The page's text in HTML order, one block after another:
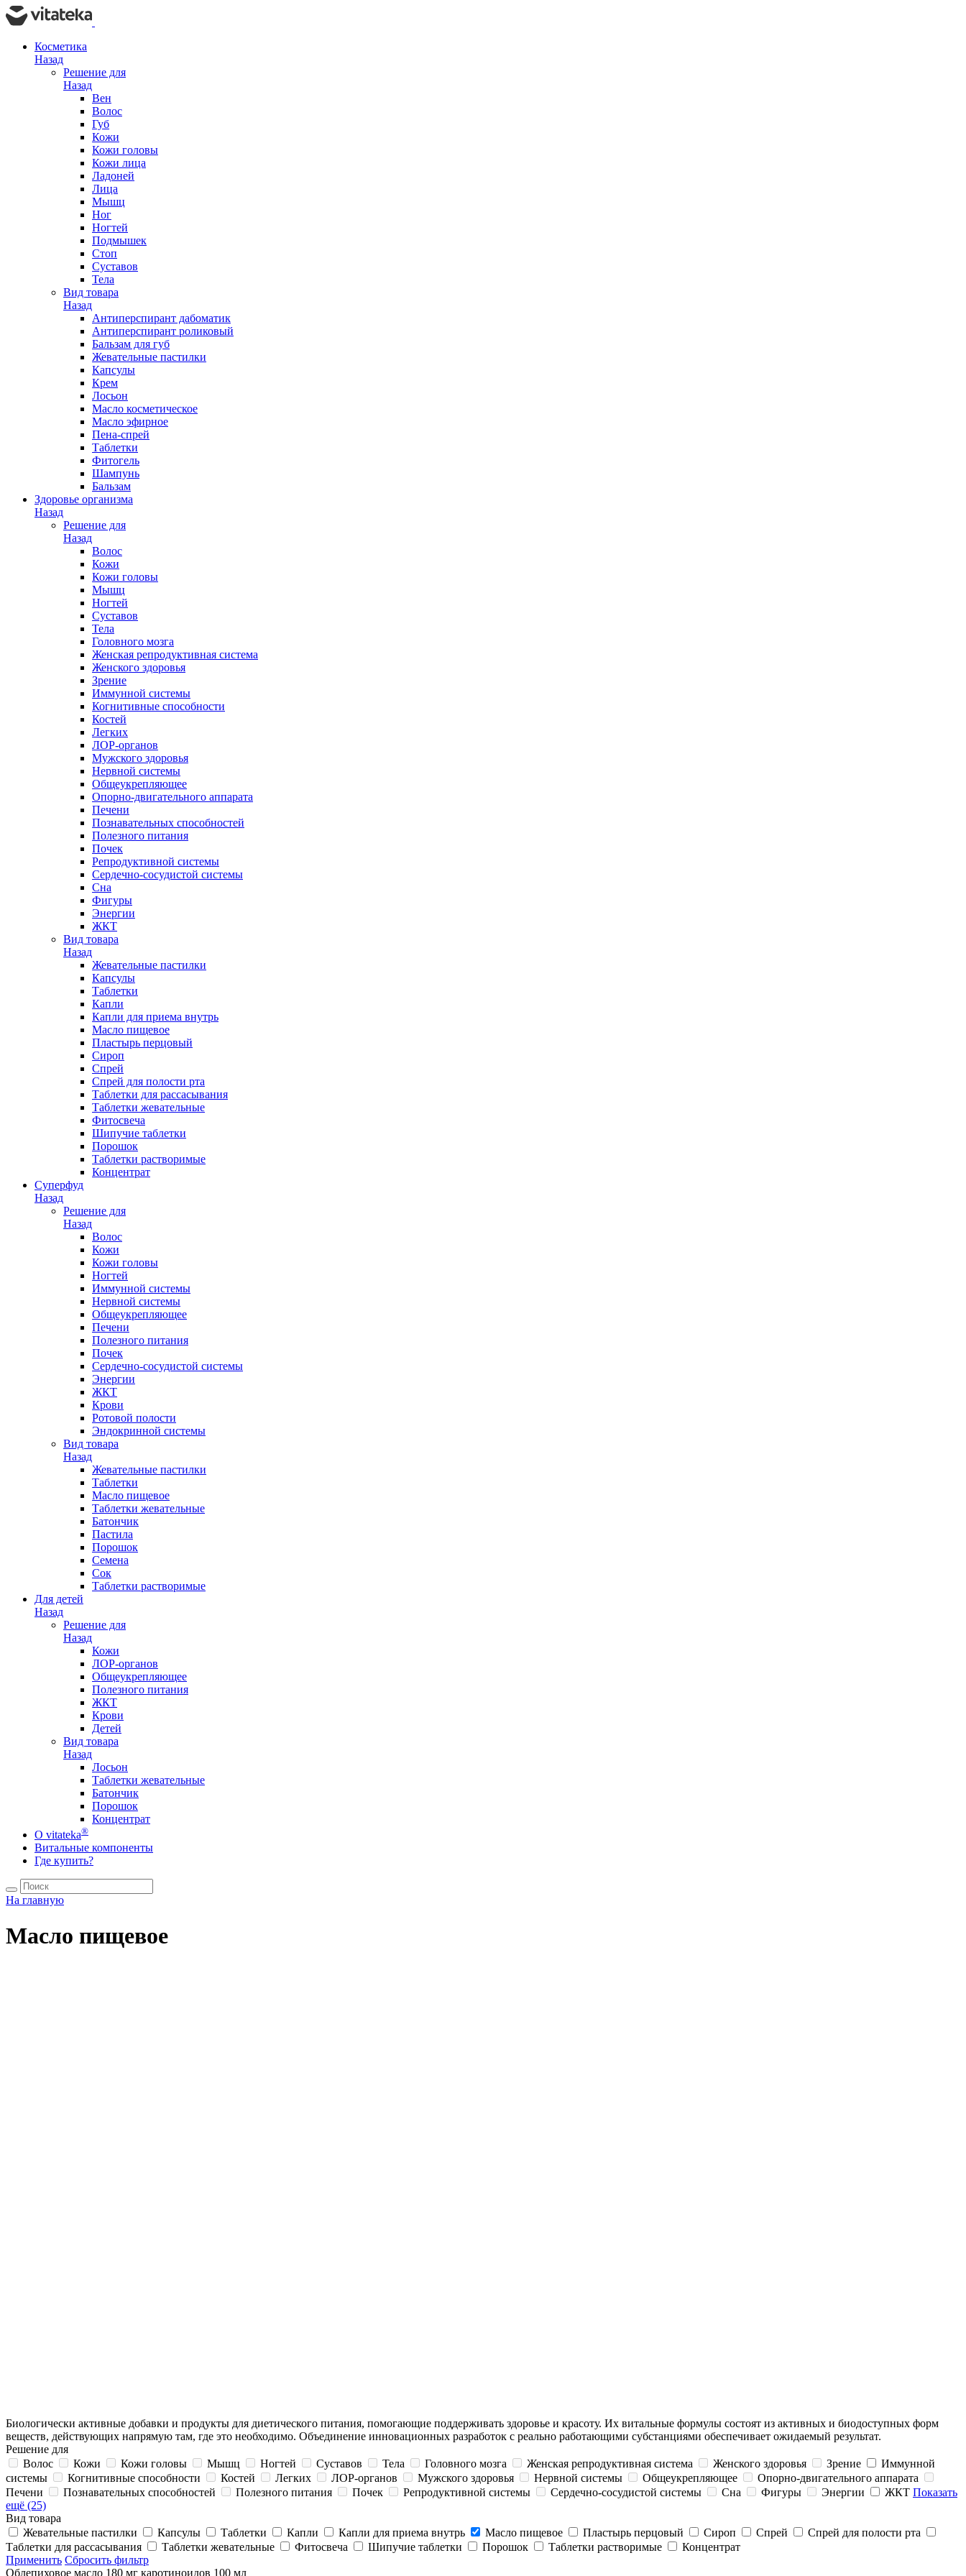
Косметика
Назад
Решение для
Назад
Вен
Волос
Губ
Кожи
Кожи головы
Кожи лица
Ладоней
Лица
Мышц
Ног
Ногтей
Подмышек
Стоп
Суставов
Тела
Вид товара
Назад
Антиперспирант дабоматик
Антиперспирант роликовый
Бальзам для губ
Жевательные пастилки
Капсулы
Крем
Лосьон
Масло косметическое
Масло эфирное
Пена-спрей
Таблетки
Фитогель
Шампунь
Бальзам
Здоровье организма
Назад
Решение для
Назад
Волос
Кожи
Кожи головы
Мышц
Ногтей
Суставов
Тела
Головного мозга
Женская репродуктивная система
Женского здоровья
Зрение
Иммунной системы
Когнитивные способности
Костей
Легких
ЛОР-органов
Мужского здоровья
Нервной системы
Общеукрепляющее
Опорно-двигательного аппарата
Печени
Познавательных способностей
Полезного питания
Почек
Репродуктивной системы
Сердечно-сосудистой системы
Сна
Фигуры
Энергии
ЖКТ
Вид товара
Назад
Жевательные пастилки
Капсулы
Таблетки
Капли
Капли для приема внутрь
Масло пищевое
Пластырь перцовый
Сироп
Спрей
Спрей для полости рта
Таблетки для рассасывания
Таблетки жевательные
Фитосвеча
Шипучие таблетки
Порошок
Таблетки растворимые
Концентрат
Суперфуд
Назад
Решение для
Назад
Волос
Кожи
Кожи головы
Ногтей
Иммунной системы
Нервной системы
Общеукрепляющее
Печени
Полезного питания
Почек
Сердечно-сосудистой системы
Энергии
ЖКТ
Крови
Ротовой полости
Эндокринной системы
Вид товара
Назад
Жевательные пастилки
Таблетки
Масло пищевое
Таблетки жевательные
Батончик
Пастила
Порошок
Семена
Сок
Таблетки растворимые
Для детей
Назад
Решение для
Назад
Кожи
ЛОР-органов
Общеукрепляющее
Полезного питания
ЖКТ
Крови
Детей
Вид товара
Назад
Лосьон
Таблетки жевательные
Батончик
Порошок
Концентрат
О vitateka®
Витальные компоненты
Где купить?
На главную
Масло пищевое
Биологически активные добавки и продукты для диетического питания, помогающие поддерживать здоровье и красоту. Их витальные формулы состоят из активных и биодоступных форм
веществ, действующих напрямую там, где это необходимо. Объединение инновационных разработок с реально работающими субстанциями обеспечивает ожидаемый результат.
Решение для
Волос
Кожи Кожи головы Мышц Ногтей Суставов Тела Головного мозга Женская репродуктивная система Женского здоровья Зрение
Иммунной
системы
Когнитивные способности Костей Легких ЛОР-органов Мужского здоровья Нервной системы Общеукрепляющее
Опорно-двигательного аппарата
Печени
Познавательных способностей Полезного питания Почек Репродуктивной системы Сердечно-сосудистой системы Сна Фигуры Энергии ЖКТ Показать
ещё (25)
Вид товара
Жевательные пастилки
Капсулы Таблетки Капли Капли для приема внутрь Масло пищевое Пластырь перцовый Сироп Спрей
Спрей для полости рта
Таблетки для рассасывания
Таблетки жевательные Фитосвеча Шипучие таблетки Порошок Таблетки растворимые
Концентрат
Применить Сбросить фильтр
Облепиховое масло 180 мг каротиноидов 100 мл